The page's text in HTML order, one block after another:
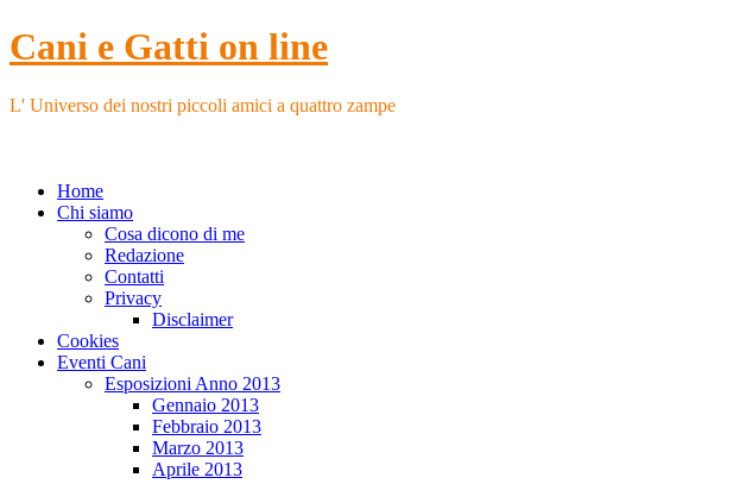
Cani e Gatti on line
L' Universo dei nostri piccoli amici a quattro zampe
Home
Chi siamo
Cosa dicono di me
Redazione
Contatti
Privacy
Disclaimer
Cookies
Eventi Cani
Esposizioni Anno 2013
Gennaio 2013
Febbraio 2013
Marzo 2013
Aprile 2013